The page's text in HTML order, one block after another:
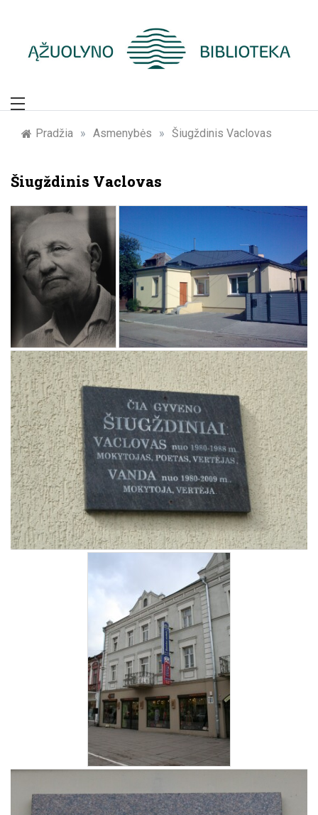
Žymūs Kauno
žmonės: atminimo
įamžinimas
Pradžia » Asmenybės » Šiugždinis Vaclovas
Šiugždinis Vaclovas